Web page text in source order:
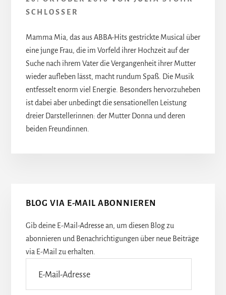
SCHLOSSER
Mamma Mia, das aus ABBA-Hits gestrickte Musical über
eine junge Frau, die im Vorfeld ihrer Hochzeit auf der
Suche nach ihrem Vater die Vergangenheit ihrer Mutter
wieder aufleben lässt, macht rundum Spaß. Die Musik
entfesselt enorm viel Energie. Besonders hervorzuheben
ist dabei aber unbedingt die sensationellen Leistung
dreier Darstellerinnen: der Mutter Donna und deren
beiden Freundinnen.
Seitenspalte
BLOG VIA E-MAIL ABONNIEREN
Gib deine E-Mail-Adresse an, um diesen Blog zu
abonnieren und Benachrichtigungen über neue Beiträge
via E-Mail zu erhalten.
Mail-
Adresse